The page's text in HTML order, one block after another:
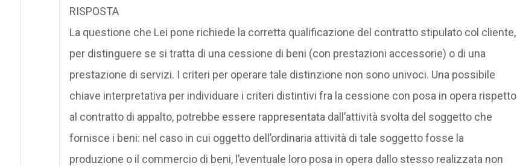
RISPOSTA
La questione che Lei pone richiede la corretta qualificazione del contratto stipulato col cliente,
per distinguere se si tratta di una cessione di beni (con prestazioni accessorie) o di una
prestazione di servizi. I criteri per operare tale distinzione non sono univoci. Una possibile
chiave interpretativa per individuare i criteri distintivi fra la cessione con posa in opera rispetto
al contratto di appalto, potrebbe essere rappresentata dall’attività svolta del soggetto che
fornisce i beni: nel caso in cui oggetto dell’ordinaria attività di tale soggetto fosse la
produzione o il commercio di beni, l’eventuale loro posa in opera dallo stesso realizzata non